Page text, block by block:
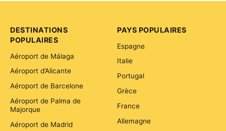
DESTINATIONS
POPULAIRES
Aéroport de Málaga
Aéroport d’Alicante
Aéroport de Barcelone
Aéroport de Palma de
Majorque
Aéroport de Madrid
PAYS POPULAIRES
Espagne
Italie
Portugal
Grèce
France
Allemagne